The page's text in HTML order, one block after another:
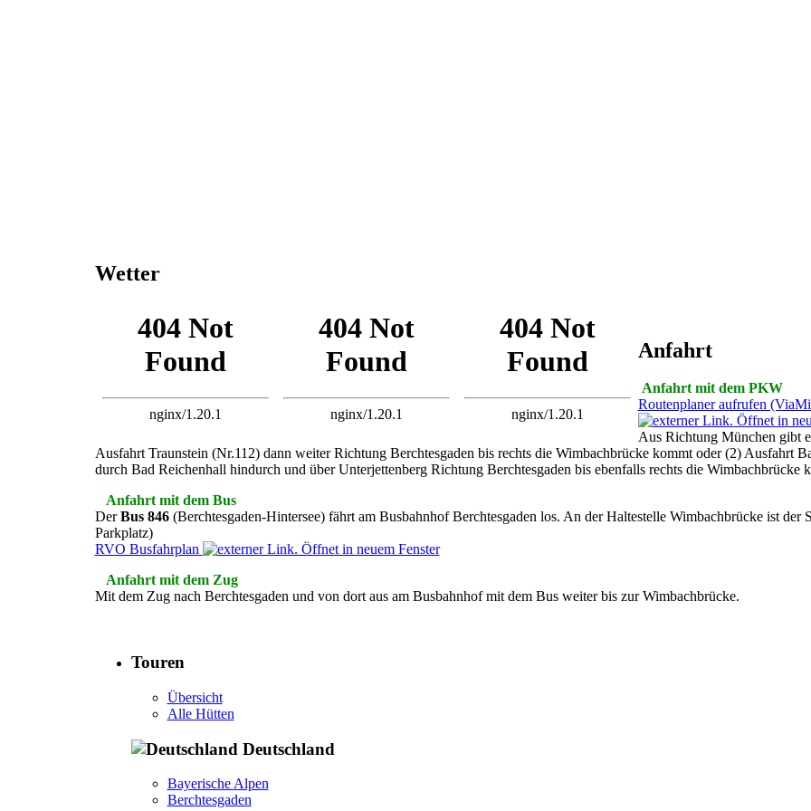
Wetter
Anfahrt
Anfahrt mit dem PKW
Routenplaner aufrufen
Aus Richtung München gibt
Ausfahrt Traunstein (Nr.112) dann weiter Richtung Berchtesgaden bis rechts die Wimbachbrücke kommt oder (2) Ausfahrt
durch Bad Reichenhall hindurch und über Unterjettenberg Richtung Berchtesgaden bis ebenfalls rechts die Wimbachbrücke
Anfahrt mit dem Bus
DerBus 846(Berchtesgaden-Hintersee) fährt am Busbahnhof Berchtesgaden los. An der Haltestelle Wimbachbrücke ist der
Parkplatz)
RVO Busfahrplan
Anfahrt mit dem Zug
Mit dem Zug nach Berchtesgaden und von dort aus am Busbahnhof mit dem Bus weiter bis zur Wimbachbrücke.
Touren
Übersicht
Alle Hütten
Deutschland
Bayerische Alpen
Berchtesgaden